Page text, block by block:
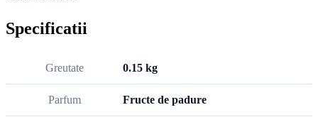
Specificatii
Greutate 0.15 kg
Parfum Fructe de padure